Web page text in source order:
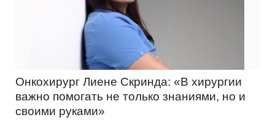
Онкохирург Лиене Скринда: «В хирургии
важно помогать не только знаниями, но и
своими руками»